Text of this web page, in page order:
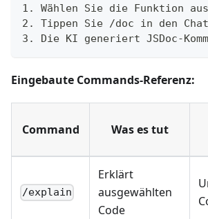
1. Wählen Sie die Funktion
2. Tippen Sie /doc in den Chat
3. Die KI generiert JSDoc-
Eingebaute Commands-Referenz:
Command Was es tut
/explain
Erklärt
ausgewählten
Code